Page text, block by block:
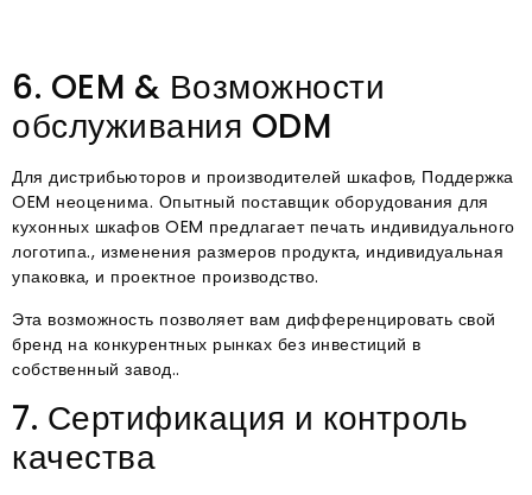
6. OEM & Возможности
обслуживания ODM
Для дистрибьюторов и производителей шкафов, Поддержка
OEM неоценима. Опытный поставщик оборудования для
кухонных шкафов OEM предлагает печать индивидуального
логотипа., изменения размеров продукта, индивидуальная
упаковка, и проектное производство.
Эта возможность позволяет вам дифференцировать свой
бренд на конкурентных рынках без инвестиций в
собственный завод..
7. Сертификация и контроль
качества